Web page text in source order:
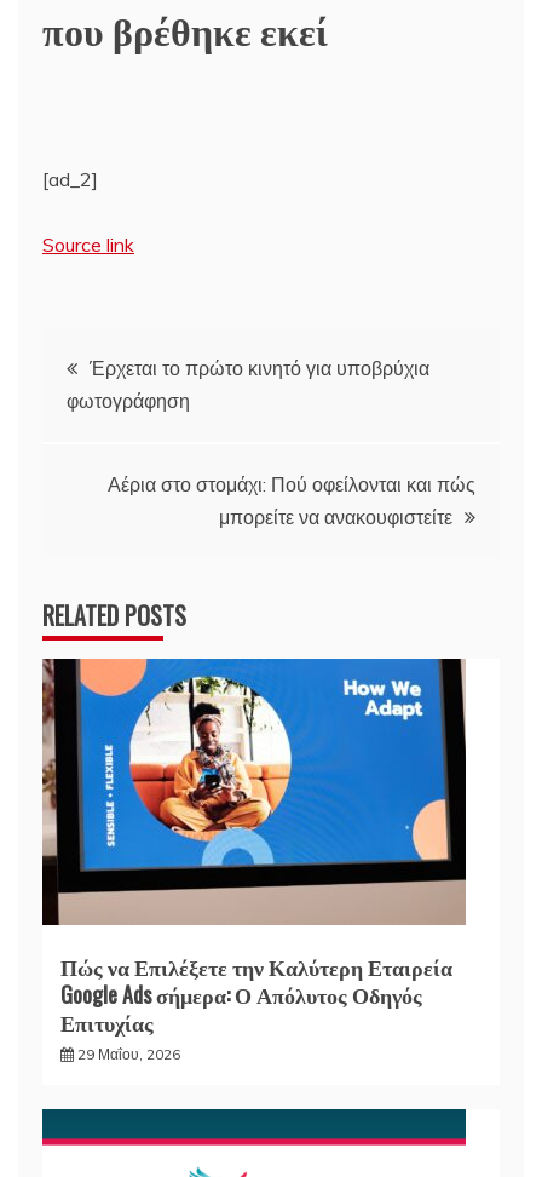
που βρέθηκε εκεί
[ad_2]
Source link
Πλοήγηση
άρθρων
Έρχεται το πρώτο κινητό για υποβρύχια
φωτογράφηση
Αέρια στο στομάχι: Πού οφείλονται και πώς
μπορείτε να ανακουφιστείτε
RELATED POSTS
Πώς να Επιλέξετε την Καλύτερη Εταιρεία
Google Ads σήμερα: Ο Απόλυτος Οδηγός
Επιτυχίας
29 Μαΐου, 2026